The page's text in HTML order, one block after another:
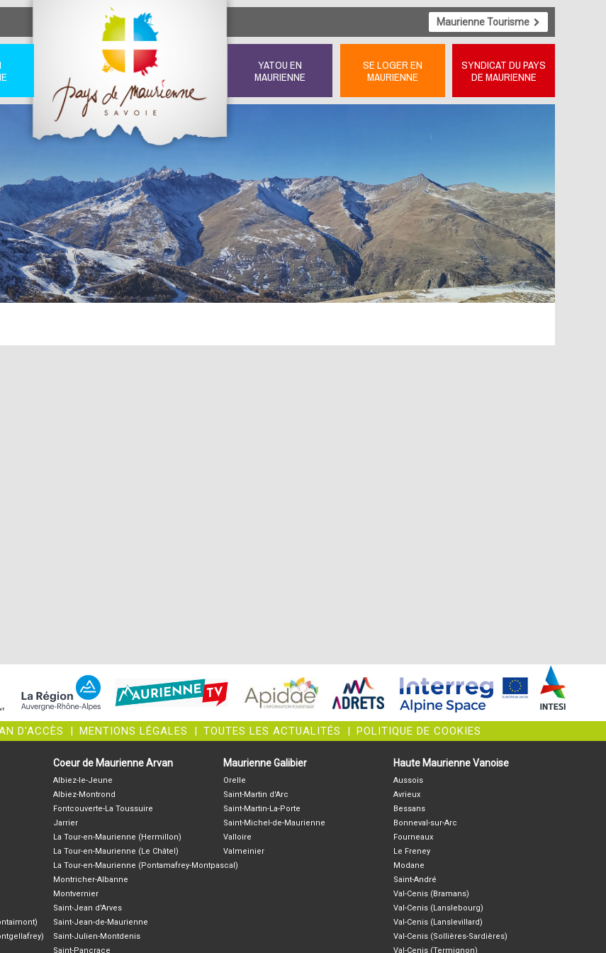
Maurienne Tourisme
YATOU EN
MAURIENNE
SE LOGER EN
MAURIENNE
SYNDICAT DU PAYS
DE MAURIENNE
D'ACCÈS | MENTIONS LÉGALES | TOUTES LES ACTUALITÉS | POLITIQUE DE COOKIES
Coeur de Maurienne Arvan
Albiez-le-Jeune
Albiez-Montrond
Fontcouverte-La Toussuire
Jarrier
La Tour-en-Maurienne (Hermillon)
La Tour-en-Maurienne (Le Châtel)
La Tour-en-Maurienne (Pontamafrey-Montpascal)
Montricher-Albanne
Montvernier
Saint-Jean d'Arves
Saint-Jean-de-Maurienne
Saint-Julien-Montdenis
Saint-Pancrace
Maurienne Galibier
Orelle
Saint-Martin d'Arc
Saint-Martin-La-Porte
Saint-Michel-de-Maurienne
Valloire
Valmeinier
Haute Maurienne Vanoise
Aussois
Avrieux
Bessans
Bonneval-sur-Arc
Fourneaux
Le Freney
Modane
Saint-André
Val-Cenis (Bramans)
Val-Cenis (Lanslebourg)
Val-Cenis (Lanslevillard)
Val-Cenis (Sollières-Sardières)
Val-Cenis (Termignon)